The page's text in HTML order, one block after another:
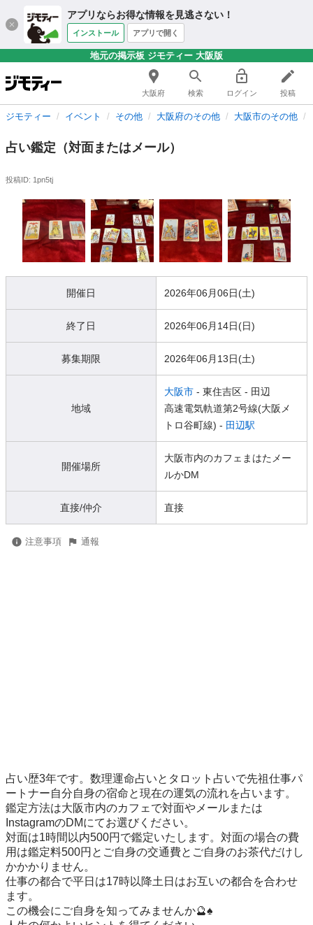
アプリならお得な情報を見逃さない！
インストール アプリで開く
地元の掲示板 ジモティー 大阪版
大阪府 検索 ログイン 投稿
ジモティー イベント その他 大阪府のその他 大阪市のその他
占い鑑定（対面またはメール）
投稿ID: 1pn5tj
開催日 2026年06月06日(土)
終了日 2026年06月14日(日)
募集期限 2026年06月13日(土)
地域
大阪市 - 東住吉区 - 田辺
高速電気軌道第2号線(大阪メ
トロ谷町線) - 田辺駅
開催場所
大阪市内のカフェまはたメー
ルかDM
直接/仲介 直接
注意事項 通報
占い歴3年です。数理運命占いとタロット占いで先祖仕事パ
ートナー自分自身の宿命と現在の運気の流れを占います。
鑑定方法は大阪市内のカフェで対面やメールまたは
InstagramのDMにてお選びください。
対面は1時間以内500円で鑑定いたします。対面の場合の費
用は鑑定料500円とご自身の交通費とご自身のお茶代だけし
かかかりません。
仕事の都合で平日は17時以降土日はお互いの都合を合わせ
ます。
この機会にご自身を知ってみませんか🔮♠️